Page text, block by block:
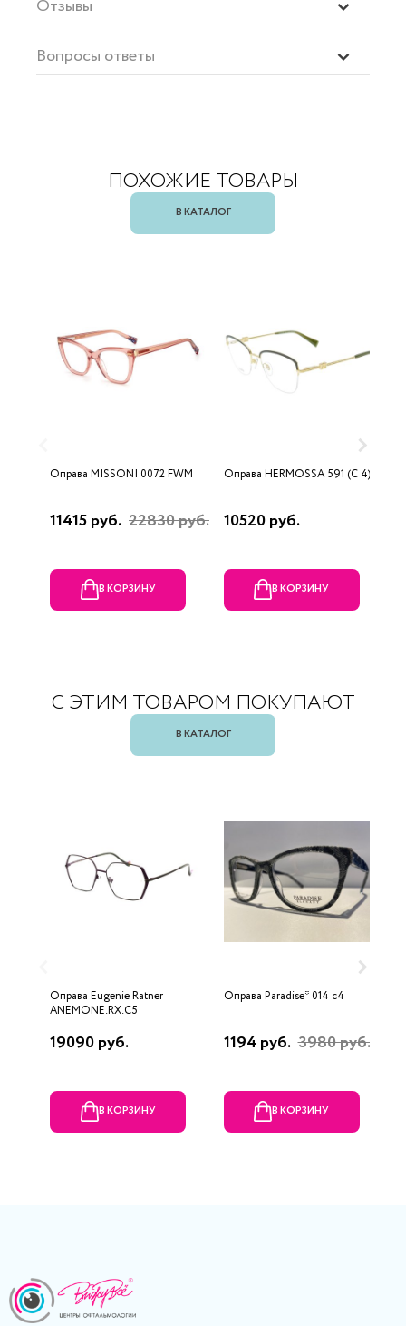
Отзывы
Вопросы ответы
ПОХОЖИЕ ТОВАРЫ
В КАТАЛОГ
Оправа MISSONI 0072 FWM
11415 руб. 22830 руб.
В КОРЗИНУ
Оправа HERMOSSA 591 (C 4)
10520 руб.
В КОРЗИНУ
С ЭТИМ ТОВАРОМ ПОКУПАЮТ
В КАТАЛОГ
Оправа Eugenie Ratner
ANEMONE.RX.C5
19090 руб.
В КОРЗИНУ
Оправа Paradise* 014 c4
1194 руб. 3980 руб.
В КОРЗИНУ